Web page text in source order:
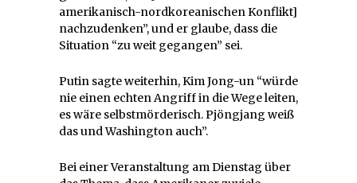
amerikanisch-nordkoreanischen Konflikt]
nachzudenken”, und er glaube, dass die
Situation “zu weit gegangen” sei.
Putin sagte weiterhin, Kim Jong-un “würde
nie einen echten Angriff in die Wege leiten,
es wäre selbstmörderisch. Pjöngjang weiß
das und Washington auch”.
Bei einer Veranstaltung am Dienstag über